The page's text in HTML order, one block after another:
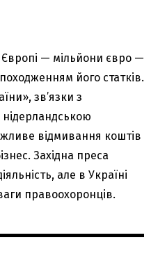
— мільйони євро —
його статків.
зв’язки з
відмивання коштів
Західна преса
але в Україні
правоохоронців.